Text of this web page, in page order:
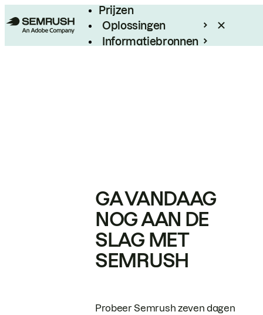
Prijzen
Oplossingen
Informatiebronnen
GA VANDAAG
NOG AAN DE
SLAG MET
SEMRUSH
Probeer Semrush zeven dagen